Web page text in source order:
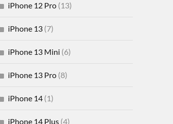
iPhone 12 Pro(13)
iPhone 13(7)
iPhone 13 Mini (6)
iPhone 13 Pro(8)
iPhone 14(1)
iPhone 14 Plus(4)